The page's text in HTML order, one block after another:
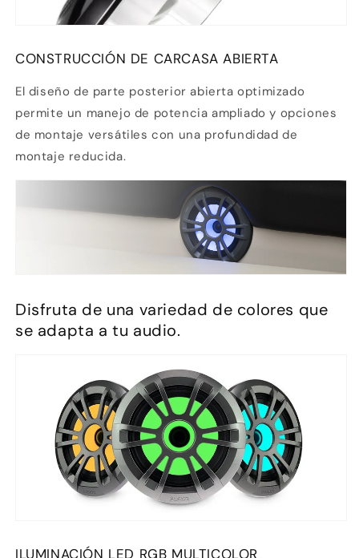
CONSTRUCCIÓN DE CARCASA ABIERTA
El diseño de parte posterior abierta optimizado
permite un manejo de potencia ampliado y opciones
de montaje versátiles con una profundidad de
montaje reducida.
Disfruta de una variedad de colores que
se adapta a tu audio.
ILUMINACIÓN LED RGB MULTICOLOR